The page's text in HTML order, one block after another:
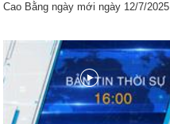
Cao Bằng ngày mới ngày 12/7/2025